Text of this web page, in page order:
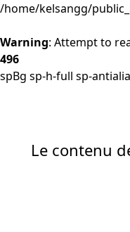
/home/kelsangg/
Warning: Attempt to
496
spBg sp-h-full sp-
Le contenu